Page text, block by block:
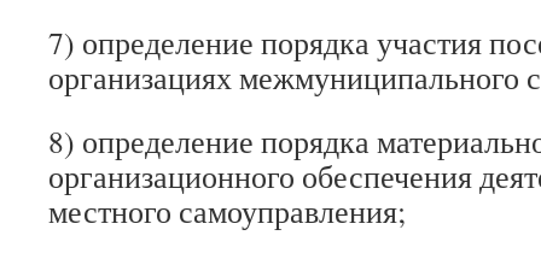
7) определение порядка участия
организациях межмуниципального
8) определение порядка
организационного обеспечения
местного самоуправления;